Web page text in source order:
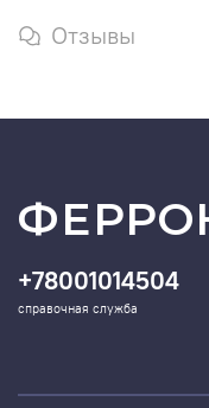
Отзывы
+78001014504
справочная служба